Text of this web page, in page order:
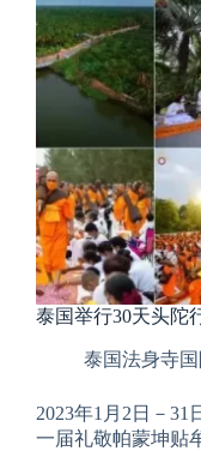
泰国举行30天头陀
泰国法身寺
2023年1月2日－
一届礼敬帕蒙坤